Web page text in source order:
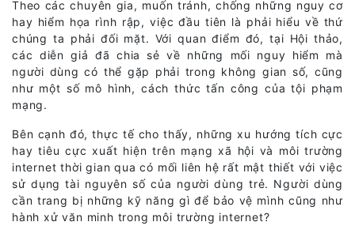
Theo các chuyên gia, muốn tránh, chống những nguy cơ
hay hiểm họa rình rập, việc đầu tiên là phải hiểu về thứ
chúng ta phải đối mặt. Với quan điểm đó, tại Hội thảo,
các diễn giả đã chia sẻ về những mối nguy hiểm mà
người dùng có thể gặp phải trong không gian số, cũng
như một số mô hình, cách thức tấn công của tội phạm
mạng.
Bên cạnh đó, thực tế cho thấy, những xu hướng tích cực
hay tiêu cực xuất hiện trên mạng xã hội và môi trường
internet thời gian qua có mối liên hệ rất mật thiết với việc
sử dụng tài nguyên số của người dùng trẻ. Người dùng
cần trang bị những kỹ năng gì để bảo vệ mình cũng như
hành xử văn minh trong môi trường internet?